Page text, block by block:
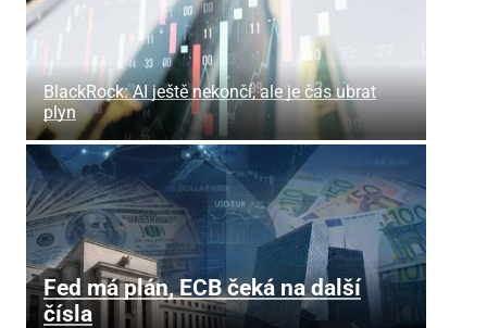
BlackRock: AI ještě nekončí, ale je čas ubrat
plyn
Fed má plán, ECB čeká na další
čísla